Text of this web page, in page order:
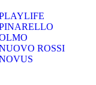
ROSSI